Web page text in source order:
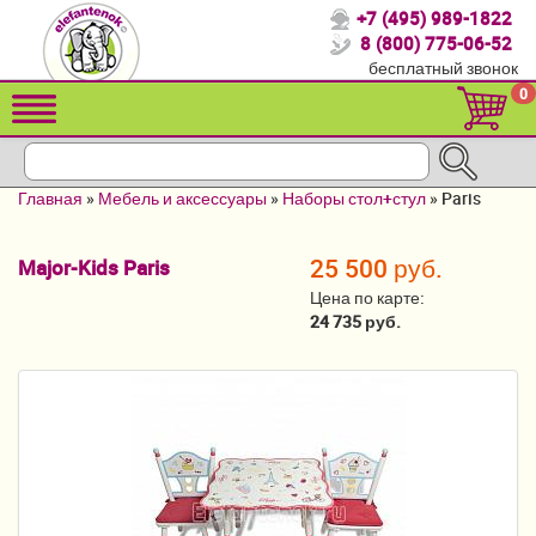
Спасибо, что выбрали нас!
Распродажа!
Детские коляски
Кровати для детей от 2-3 лет
Детский транспорт
Мебель и аксессуары
Постельные принадлежности
+7 (495) 989-1822
8 (800) 775-06-52
бесплатный звонок
0
Главная » Мебель и аксессуары » Наборы стол+стул » Paris
Major-Kids Paris 25 500 руб.
Цена по карте:
24 735 руб.